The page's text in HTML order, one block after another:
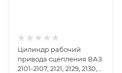
Цилиндр рабочий
привода сцепления ВАЗ
2101-2107, 2121, 2129, 2130,